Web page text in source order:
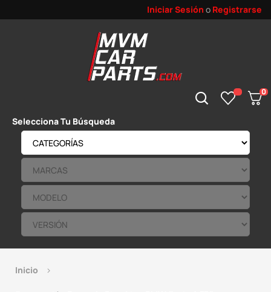
Iniciar Sesión o Registrarse
0
Selecciona Tu Búsqueda
Inicio